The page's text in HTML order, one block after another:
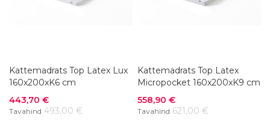
Kattemadrats Top Latex Lux
160x200xK6 cm
Soodushind
443,70 €
Tavahind 493,00 €
Kattemadrats Top Latex
Micropocket 160x200xK9 cm
Soodushind
558,90 €
Tavahind 621,00 €